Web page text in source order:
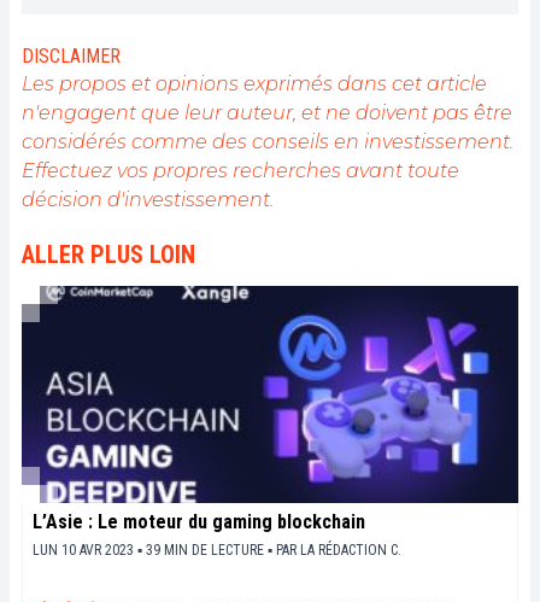
DISCLAIMER
Les propos et opinions exprimés dans cet article
n'engagent que leur auteur, et ne doivent pas être
considérés comme des conseils en investissement.
Effectuez vos propres recherches avant toute
décision d'investissement.
ALLER PLUS LOIN
L’Asie : Le moteur du gaming blockchain
LUN 10 AVR 2023 ▪ 39 MIN DE LECTURE ▪ PAR LA RÉDACTION C.